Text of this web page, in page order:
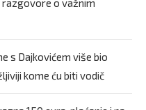
razgovore o važnim
s Dajkovićem više bio
kome ću biti vodič